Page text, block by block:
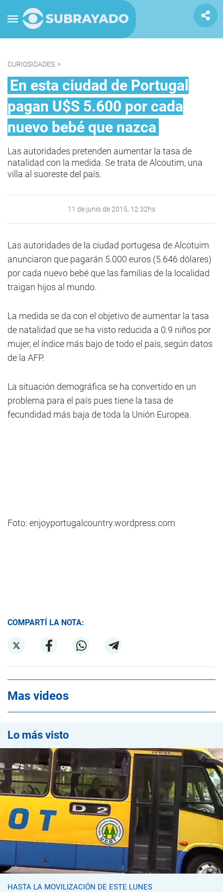
CURIOSIDADES >
En esta ciudad de Portugal
pagan U$S 5.600 por cada
nuevo bebé que nazca
Las autoridades pretenden aumentar la tasa de
natalidad con la medida. Se trata de Alcoutim, una
villa al suoreste del país.
11 de junio de 2015, 12:32hs
Las autoridades de la ciudad portugesa de Alcotuim
anunciaron que pagarán 5.000 euros (5.646 dólares)
por cada nuevo bebé que las familias de la localidad
traigan hijos al mundo.
La medida se da con el objetivo de aumentar la tasa
de natalidad que se ha visto reducida a 0.9 niños por
mujer, el índice más bajo de todo el país, según datos
de la AFP.
La situación demográfica se ha convertido en un
problema para el país pues tiene la tasa de
fecundidad más baja de toda la Unión Europea.
Foto: enjoyportugalcountry.wordpress.com
COMPARTÍ LA NOTA:
Mas videos
Lo más visto
HASTA LA MOVILIZACIÓN DE ESTE LUNES